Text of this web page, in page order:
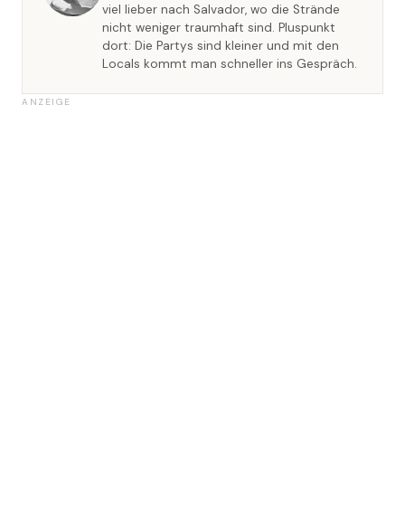
viel lieber nach Salvador, wo die Strände
nicht weniger traumhaft sind. Pluspunkt
dort: Die Partys sind kleiner und mit den
Locals kommt man schneller ins Gespräch.
ANZEIGE